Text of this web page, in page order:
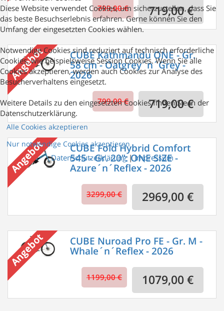
799,00 € 719,00 €
CUBE Kathmandu ONE - Gr.
58 cm - Oatgrey´n´Grey -
2026
799,00 € 719,00 €
CUBE Fold Hybrid Comfort
545 - Gr. 20": ONE SIZE -
Azure´n´Reflex - 2026
3299,00 € 2969,00 €
CUBE Nuroad Pro FE - Gr. M -
Whale´n´Reflex - 2026
1199,00 € 1079,00 €
Diese Website verwendet Cookies, um sicherzustellen, dass Sie
das beste Besuchserlebnis erfahren. Gerne können Sie den
Umfang der eingesetzten Cookies wählen.
Notwendige Cookies sind reduziert auf technisch erforderliche
Cookies, wie beispielsweise Session Cookies. Wenn Sie alle
Cookies akzeptieren, werden auch Cookies zur Analyse des
Besucherverhaltens eingesetzt.
Weitere Details zu den eingesetzten Cookies finden Sie in der
Datenschutzerklärung.
Alle Cookies akzeptieren
Nur notwendige Cookies akzeptieren
Datenschutzerklärung|Impressum